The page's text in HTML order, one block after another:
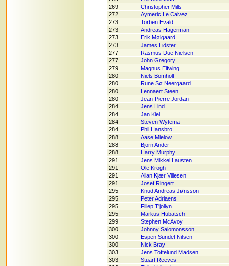
269
Christopher Mills
272
Aymeric Le Calvez
273
Torben Evald
273
Andreas Hagerman
273
Erik Mølgaard
273
James Lidster
277
Rasmus Due Nielsen
277
John Gregory
279
Magnus Elfwing
280
Niels Bomholt
280
Rune Sø Neergaard
280
Lennaert Steen
280
Jean-Pierre Jordan
284
Jens Lind
284
Jan Kiel
284
Steven Wytema
284
Phil Hansbro
288
Aase Mielow
288
Björn Ander
288
Harry Murphy
291
Jens Mikkel Lausten
291
Ole Krogh
291
Allan Kjær Villesen
291
Josef Ringert
295
Knud Andreas Jønsson
295
Peter Adriaens
295
Filiep T'jollyn
295
Markus Hubatsch
299
Stephen McAvoy
300
Johnny Salomonsson
300
Espen Sundet Nilsen
300
Nick Bray
303
Jens Toftelund Madsen
303
Stuart Reeves